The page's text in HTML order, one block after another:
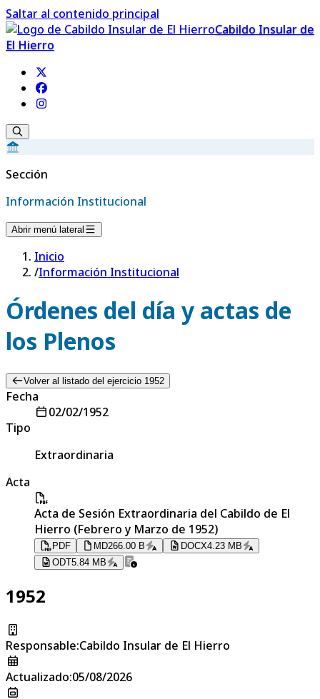
Saltar al contenido principal
Cabildo Insular de
El Hierro
Sección
Información Institucional
Abrir menú lateral
Inicio
/Información Institucional
Órdenes del día y actas de
los Plenos
Volver al listado del ejercicio 1952
Fecha
02/02/1952
Tipo
Extraordinaria
Acta
Acta de Sesión Extraordinaria del Cabildo de El
Hierro (Febrero y Marzo de 1952)
PDF MD266.00 B DOCX4.23 MB
ODT5.84 MB
1952
Responsable:Cabildo Insular de El Hierro
Actualizado:05/08/2026